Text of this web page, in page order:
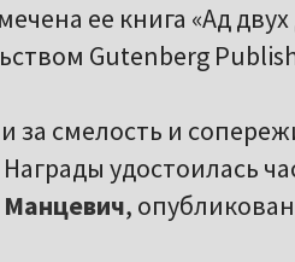
ее книга «Ад
Gutenberg
смелость и
удостоилась
Манцевич,